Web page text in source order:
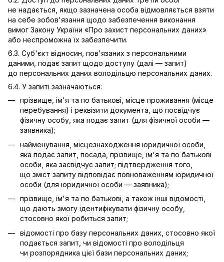
не надається, якщо зазначена особа відмовляється взяти
на себе зобов'язання щодо забезпечення виконання
вимог Закону України «Про захист персональних даних»
або неспроможна їх забезпечити.
6.3. Суб'єкт відносин, пов'язаних з персональними
даними, подає запит щодо доступу (далі — запит)
до персональних даних володільцю персональних даних.
6.4. У запиті зазначаються:
прізвище, ім'я та по батькові, місце проживання (місце
перебування) і реквізити документа, що посвідчує
фізичну особу, яка подає запит (для фізичної особи —
заявника);
найменування, місцезнаходження юридичної особи,
яка подає запит, посада, прізвище, ім'я та по батькові
особи, яка засвідчує запит; підтвердження того,
що зміст запиту відповідає повноваженням юридичної
особи (для юридичної особи — заявника);
прізвище, ім'я та по батькові, а також інші відомості,
що дають змогу ідентифікувати фізичну особу,
стосовно якої робиться запит;
відомості про базу персональних даних, стосовно якої
подається запит, чи відомості про володільця
чи розпорядника цієї бази персональних даних;